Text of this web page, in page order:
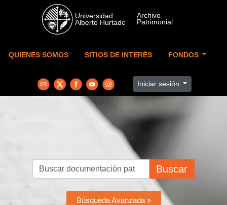
Skip to main content
QUIENES SOMOS SITIOS DE INTERÉS FONDOS
Iniciar sesión
Buscar
Búsqueda Avanzada »